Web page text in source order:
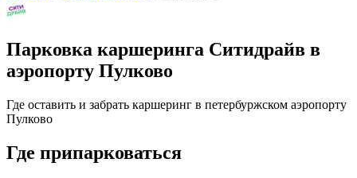
Парковка каршеринга Ситидрайв в
аэропорту Пулково
Где оставить и забрать каршеринг в петербуржском аэропорту
Пулково
Где припарковаться